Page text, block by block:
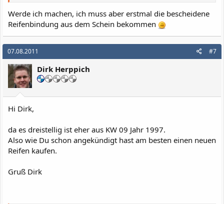
Werde ich machen, ich muss aber erstmal die bescheidene
Reifenbindung aus dem Schein bekommen
07.08.2011 #7
Dirk Herppich
Hi Dirk,
da es dreistellig ist eher aus KW 09 Jahr 1997.
Also wie Du schon angekündigt hast am besten einen neuen
Reifen kaufen.
Gruß Dirk